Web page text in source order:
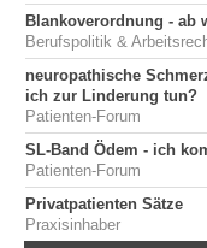
Blankoverordnung - ab
Berufspolitik &
neuropathische
ich zur Linderung tun?
Patienten-Forum
SL-Band Ödem - ich
Patienten-Forum
Privatpatienten Sätze
Praxisinhaber